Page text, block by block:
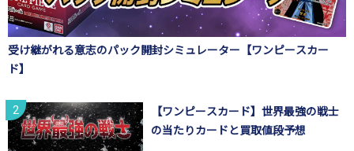
受け継がれる意志のパック開封シミュレーター【ワンピースカー
ド】
【ワンピースカード】世界最強の戦士
の当たりカードと買取値段予想